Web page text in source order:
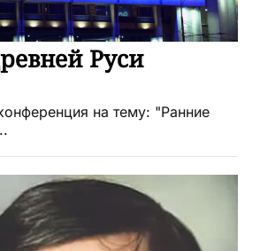
Руси
на тему: "Ранние